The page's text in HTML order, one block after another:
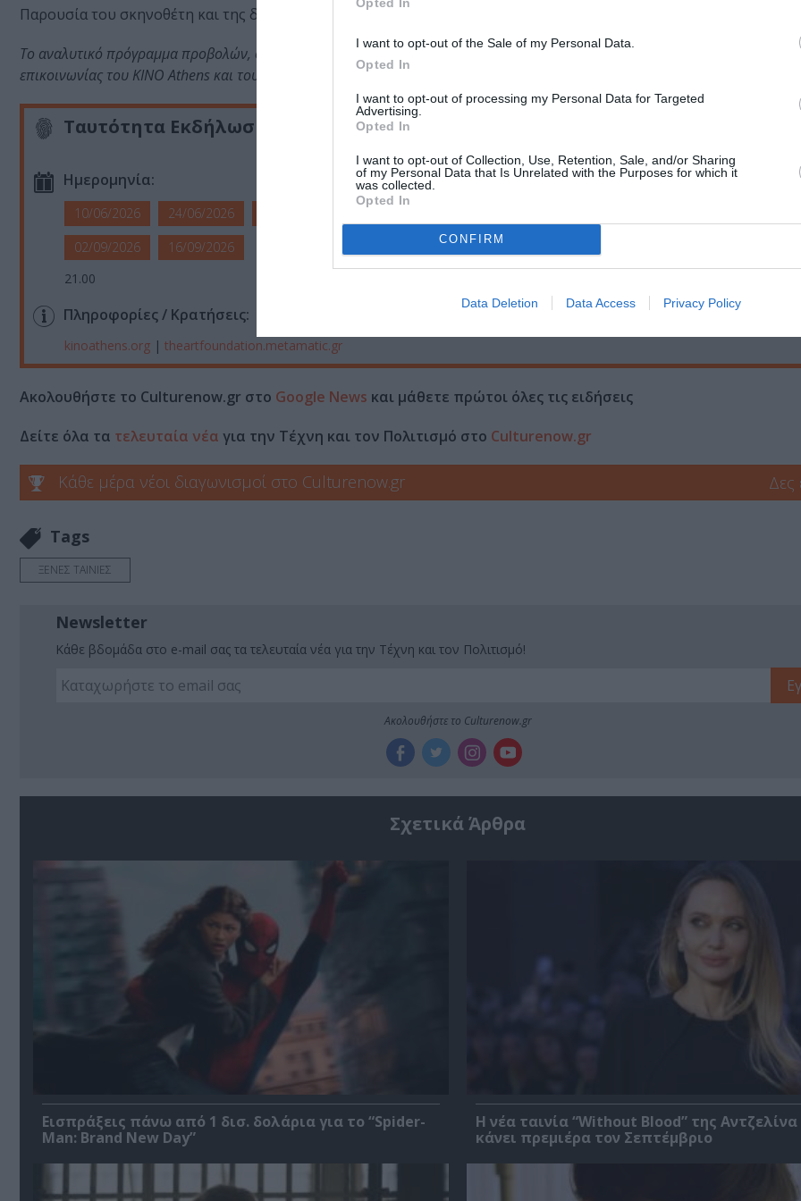
I want to opt-out of the Sale of my Personal Data.
Opted In
I want to opt-out of processing my Personal Data for Targeted
Advertising.
Opted In
I want to opt-out of Collection, Use, Retention, Sale, and/or Sharing
of my Personal Data that Is Unrelated with the Purposes for which it
was collected.
Opted In
CONFIRM
Data Deletion Data Access Privacy Policy
Παρουσία του σκηνοθέτη και της δημιουργικής ομάδας του.
Το αναλυτικό πρόγραμμα προβολών, οι θεματικές ενότητες και οι προσκεκλημένοι θα ανακοινώνονται μέσα από τα επίσημα
επικοινωνίας του KINO Athens και του T.A.F..
Ταυτότητα Εκδήλωσης
Ημερομηνία:
10/06/2026 24/06/2026
22/07/2026
02/09/2026
16/09/2026
21.00
Τοποθεσία:
T.A.F. / The Art Foundation
Πληροφορίες / Κρατήσεις:
kinoathens.org | theartfoundation.metamatic.gr
Ακολουθήστε το Culturenow.gr στο Google News και μάθετε πρώτοι όλες τις ειδήσεις
Δείτε όλα τα τελευταία νέα για την Τέχνη και τον Πολιτισμό στο Culturenow.gr
Κάθε μέρα νέοι διαγωνισμοί στο Culturenow.gr Δες
Tags
ΞΕΝΕΣ ΤΑΙΝΙΕΣ
Newsletter
Κάθε βδομάδα στο e-mail σας τα τελευταία νέα για την Τέχνη και τον Πολιτισμό!
Ακολουθήστε το Culturenow.gr
Σχετικά Άρθρα
Εισπράξεις πάνω από 1 δισ. δολάρια για το “Spider-
Man: Brand New Day”
Η νέα ταινία “Without Blood” της
κάνει πρεμιέρα τον Σεπτέμβριο